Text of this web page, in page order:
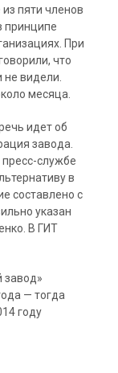
пяти членов
принципе
При
что
видели.
месяца.
идет об
завода.
службе
в
составлено с
указан
В ГИТ
завод»
— тогда
году